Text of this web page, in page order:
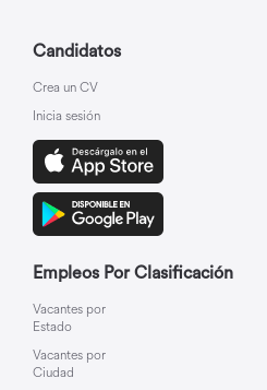
Candidatos
Crea un CV
Inicia sesión
Empleos Por Clasificación
Vacantes por
Estado
Vacantes por
Ciudad